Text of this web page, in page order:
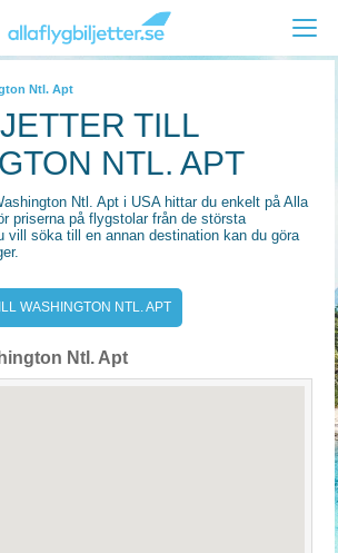
Ntl. Apt
TILL
NTL. APT
Ntl. Apt i USA hittar du enkelt på Alla
priserna på flygstolar från de största
vill söka till en annan destination kan du göra
WASHINGTON NTL. APT
Ntl. Apt